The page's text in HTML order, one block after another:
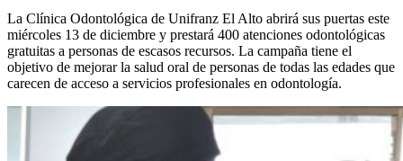
La Clínica Odontológica de Unifranz El Alto abrirá sus puertas este
miércoles 13 de diciembre y prestará 400 atenciones odontológicas
gratuitas a personas de escasos recursos. La campaña tiene el
objetivo de mejorar la salud oral de personas de todas las edades que
carecen de acceso a servicios profesionales en odontología.